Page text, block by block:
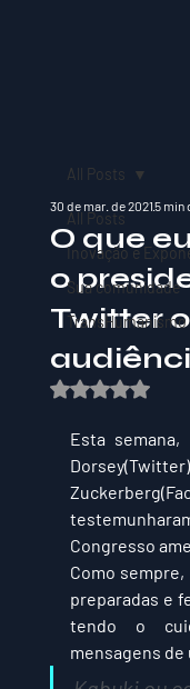
All Posts
Inovação e
Sua comunidade
TransHumanismo
All Posts
O que
o
Twitter
30 de mar. de 20215 min
Avaliado com
Esta
Congresso
Como
preparadas e
tendo o
mensagens de